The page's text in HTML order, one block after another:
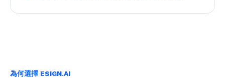
為何選擇 ESIGN.AI